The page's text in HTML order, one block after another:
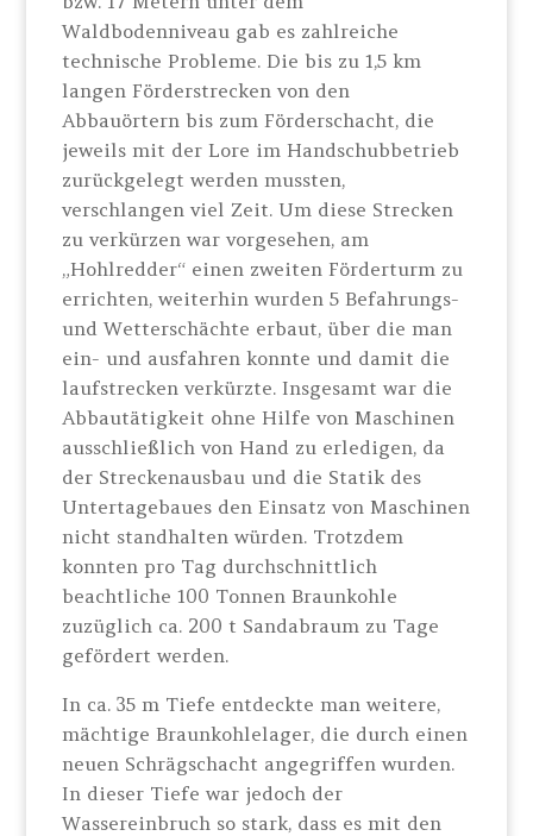
Waldbodenniveau gab es zahlreiche
technische Probleme. Die bis zu 1,5 km
langen Förderstrecken von den
Abbauörtern bis zum Förderschacht, die
jeweils mit der Lore im Handschubbetrieb
zurückgelegt werden mussten,
verschlangen viel Zeit. Um diese Strecken
zu verkürzen war vorgesehen, am
„Hohlredder“ einen zweiten Förderturm zu
errichten, weiterhin wurden 5 Befahrungs-
und Wetterschächte erbaut, über die man
ein- und ausfahren konnte und damit die
laufstrecken verkürzte. Insgesamt war die
Abbautätigkeit ohne Hilfe von Maschinen
ausschließlich von Hand zu erledigen, da
der Streckenausbau und die Statik des
Untertagebaues den Einsatz von Maschinen
nicht standhalten würden. Trotzdem
konnten pro Tag durchschnittlich
beachtliche 100 Tonnen Braunkohle
zuzüglich ca. 200 t Sandabraum zu Tage
gefördert werden.
In ca. 35 m Tiefe entdeckte man weitere,
mächtige Braunkohlelager, die durch einen
neuen Schrägschacht angegriffen wurden.
In dieser Tiefe war jedoch der
Wassereinbruch so stark, dass es mit den